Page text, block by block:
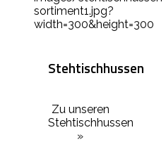
Stehtischhussen
Zu unseren
Stehtischhussen
»